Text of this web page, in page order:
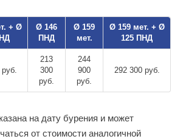
+ Ø
Ø 146
ПНД
Ø 159
мет.
Ø 159 мет. + Ø
125 ПНД
213
300
руб.
244
900
руб.
292 300 руб.
на дату бурения и может
от стоимости аналогичной